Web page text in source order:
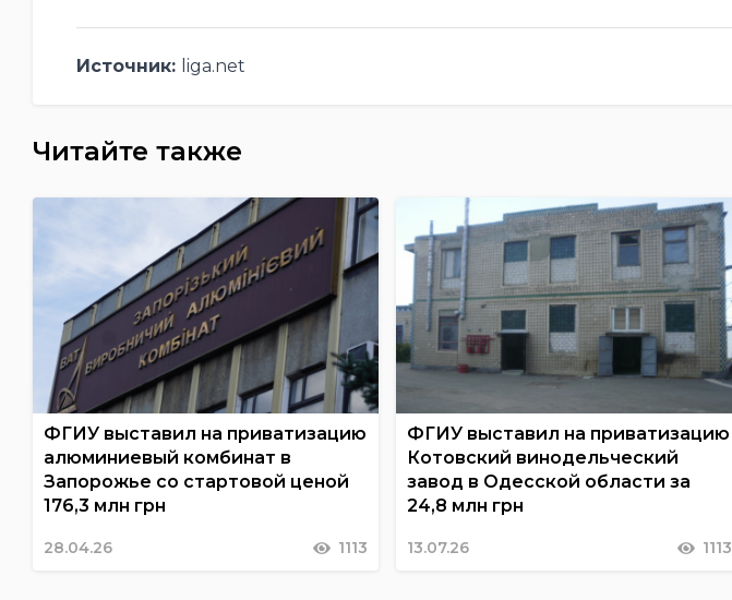
Источник: liga.net
Читайте также
ФГИУ выставил на приватизацию
алюминиевый комбинат в
Запорожье со стартовой ценой
176,3 млн грн
28.04.26 1113
ФГИУ выставил на приватизацию
Котовский винодельческий
завод в Одесской области за
24,8 млн грн
13.07.26 1113